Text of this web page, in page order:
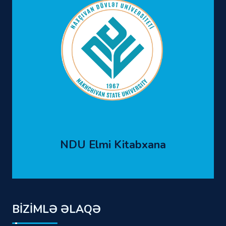
NDU Elmi Kitabxana
BİZİMLƏ ƏLAQƏ